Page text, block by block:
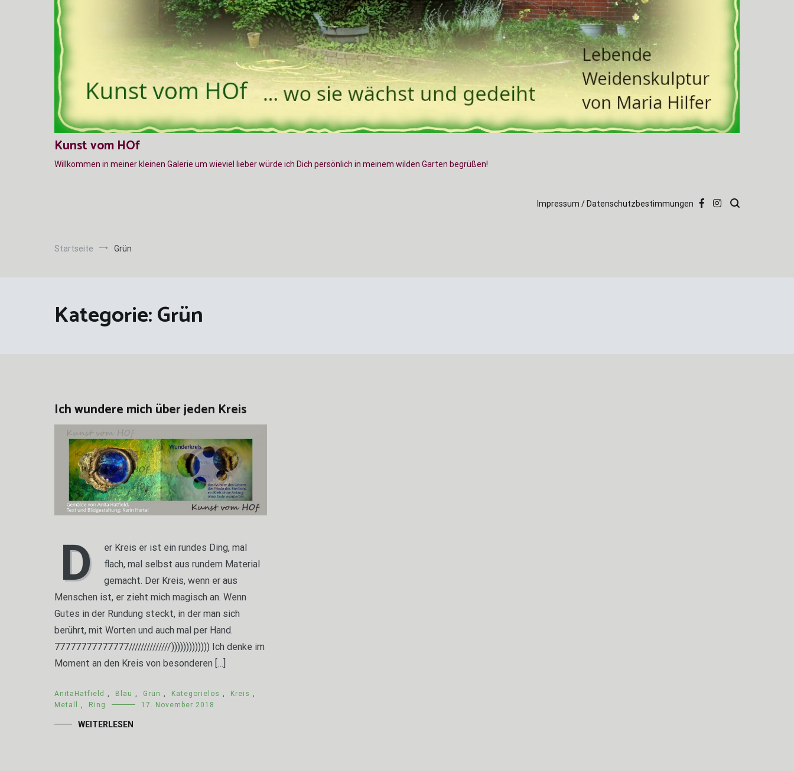
Kunst vom HOf
Willkommen in meiner kleinen Galerie um wieviel lieber würde ich Dich persönlich in meinem wilden Garten begrüßen!
Impressum / Datenschutzbestimmungen
Startseite Grün
Kategorie:Grün
Ich wundere mich über jeden Kreis
D
er Kreis er ist ein rundes Ding, mal
flach, mal selbst aus rundem Material
gemacht. Der Kreis, wenn er aus
Menschen ist, er zieht mich magisch an. Wenn
Gutes in der Rundung steckt, in der man sich
berührt, mit Worten und auch mal per Hand.
77777777777777//////////////))))))))))))) Ich denke im
Moment an den Kreis von besonderen […]
AnitaHatfield , Blau , Grün , Kategorielos , Kreis ,
Metall
, Ring 17. November 2018
WEITERLESEN